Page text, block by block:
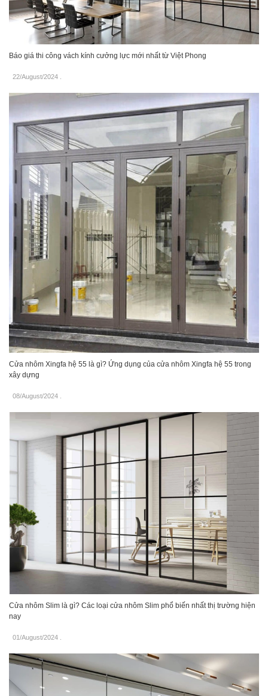
Báo giá thi công vách kính cưởng lực mới nhất từ Việt Phong
22/August/2024
Cửa nhôm Xingfa hệ 55 là gì? Ứng dụng của cửa nhôm Xingfa hệ 55 trong
xây dựng
08/August/2024
Cửa nhôm Slim là gì? Các loại cửa nhôm Slim phổ biến nhất thị trường hiện
nay
01/August/2024